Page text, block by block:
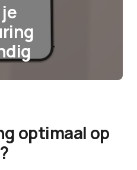
optimaal op